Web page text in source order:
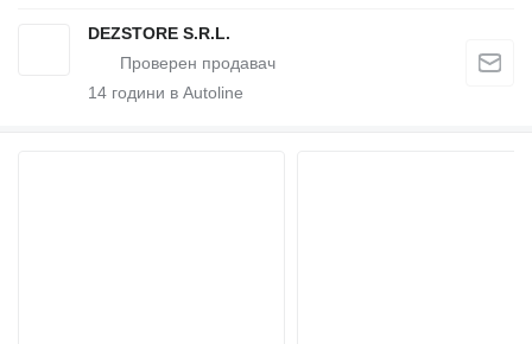
DEZSTORE S.R.L.
14 години в Autoline